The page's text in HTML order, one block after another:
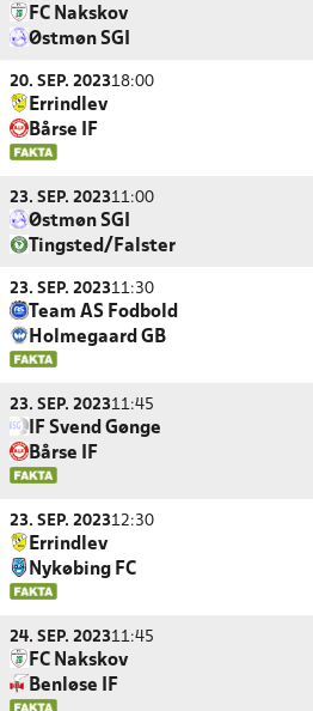
FC Nakskov
Østmøn SGI
20. SEP. 202318:00
Errindlev
Bårse IF
23. SEP. 202311:00
Østmøn SGI
Tingsted/Falster
23. SEP. 202311:30
Team AS Fodbold
Holmegaard GB
23. SEP. 202311:45
IF Svend Gønge
Bårse IF
23. SEP. 202312:30
Errindlev
Nykøbing FC
24. SEP. 202311:45
FC Nakskov
Benløse IF